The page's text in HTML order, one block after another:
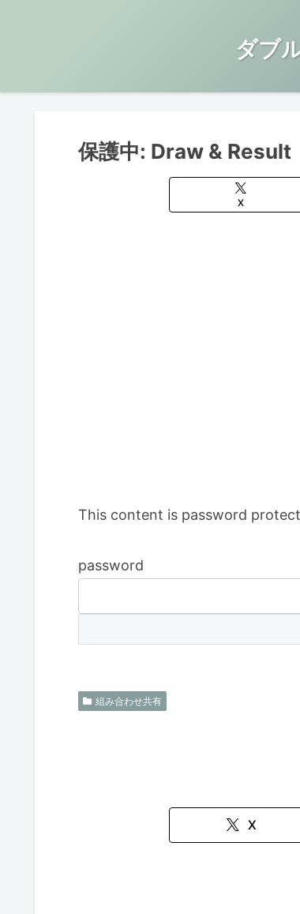
ダブ
保護中: Draw & Result
X
This content is password
password
組み合わせ共有
X